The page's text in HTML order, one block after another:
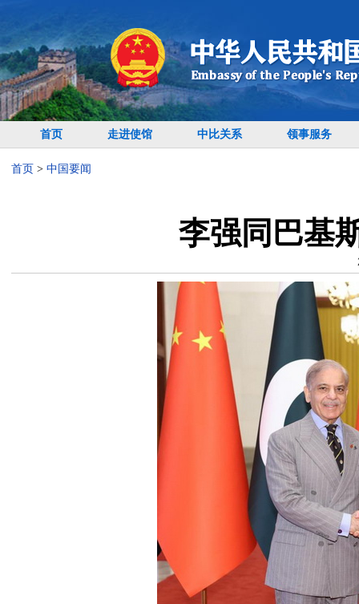
首页 走进使馆 中比关系 领事服务
首页 > 中国要闻
李强同巴基